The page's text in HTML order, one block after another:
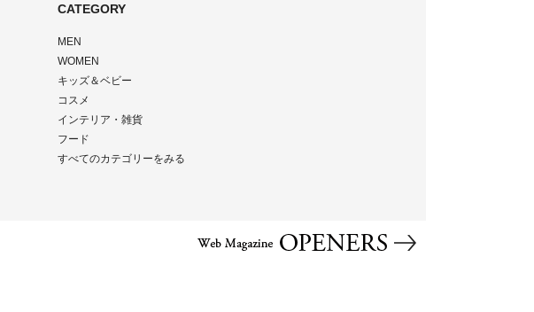
CATEGORY
MEN
WOMEN
キッズ＆ベビー
コスメ
インテリア・雑貨
フード
すべてのカテゴリーをみる